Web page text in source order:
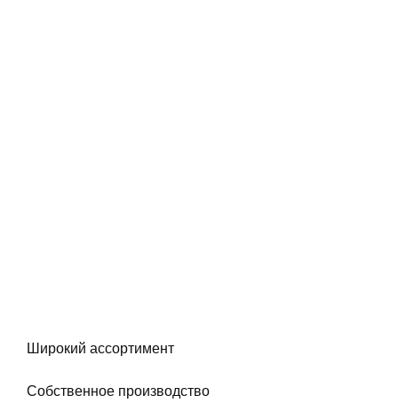
Широкий ассортимент
Собственное производство